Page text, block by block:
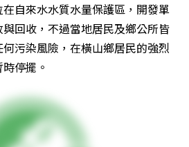
自來水水質水量保護區，開發單
回收，不過當地居民及鄉公所皆
污染風險，在橫山鄉居民的強烈
停擺。